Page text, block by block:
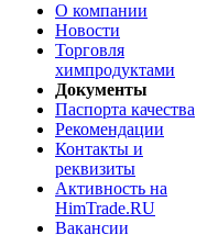
О компании
Новости
Торговля
химпродуктами
Документы
Паспорта качества
Рекомендации
Контакты и
реквизиты
Активность на
HimTrade.RU
Вакансии